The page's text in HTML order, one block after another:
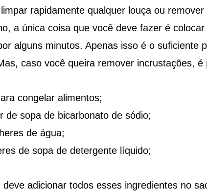
rapidamente qualquer louça ou
a única coisa que você deve fazer é
alguns minutos. Apenas isso é o suficiente
caso você queira remover incrustações, é
congelar alimentos;
de sopa de bicarbonato de sódio;
de água;
de sopa de detergente líquido;
deve adicionar todos esses ingredientes no